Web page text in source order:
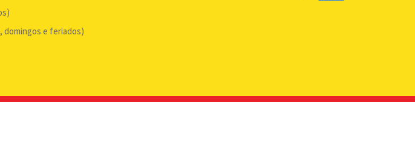
domingos e feriados)